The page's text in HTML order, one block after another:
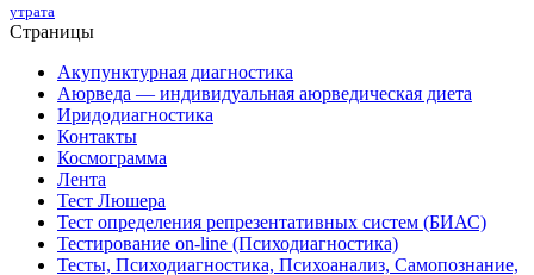
утрата
Страницы
Акупунктурная диагностика
Аюрведа — индивидуальная аюрведическая диета
Иридодиагностика
Контакты
Космограмма
Лента
Тест Люшера
Тест определения репрезентативных систем (БИАС)
Тестирование on-line (Психодиагностика)
Тесты, Психодиагностика, Психоанализ, Самопознание,